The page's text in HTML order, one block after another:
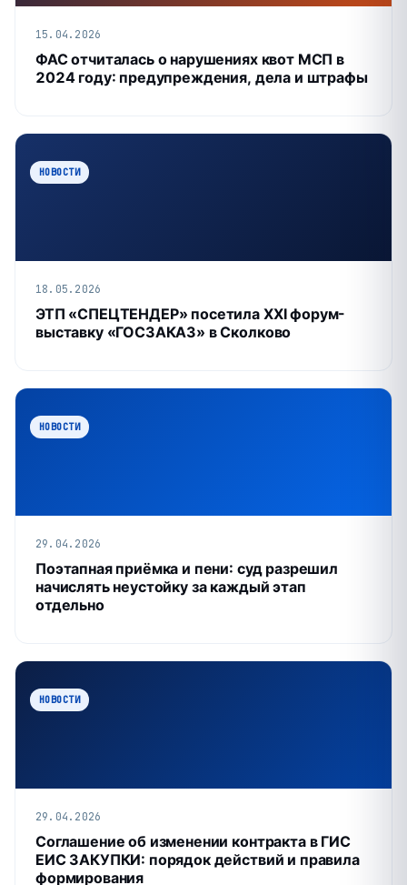
15.04.2026
ФАС отчиталась о нарушениях квот МСП в
2024 году: предупреждения, дела и штрафы
НОВОСТИ
18.05.2026
ЭТП «СПЕЦТЕНДЕР» посетила XXI форум-
выставку «ГОСЗАКАЗ» в Сколково
НОВОСТИ
29.04.2026
Поэтапная приёмка и пени: суд разрешил
начислять неустойку за каждый этап
отдельно
НОВОСТИ
29.04.2026
Соглашение об изменении контракта в ГИС
ЕИС ЗАКУПКИ: порядок действий и правила
формирования